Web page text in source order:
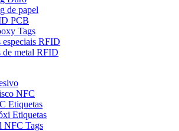
de papel
PCB
Tags
especiais RFID
de metal RFID
NFC
Etiquetas
Etiquetas
NFC Tags